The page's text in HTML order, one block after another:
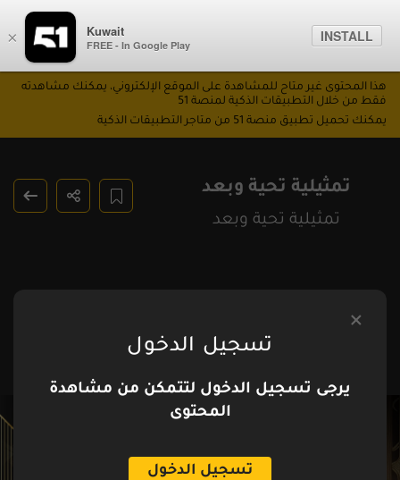
× Kuwait
FREE - In Google Play
INSTALL
تمثيلية تحية وبعد
تمثيلية تحية وبعد
هذا المحتوى غير متاح للمشاهدة على الموقع الإلكتروني، يمكنك مشاهدته
فقط من خلال التطبيقات الذكية لمنصة 51
يمكنك تحميل تطبيق منصة 51 من متاجر التطبيقات الذكية
تسجيل الدخول
يرجى تسجيل الدخول لتتمكن من مشاهدة
المحتوى
تسجيل الدخول